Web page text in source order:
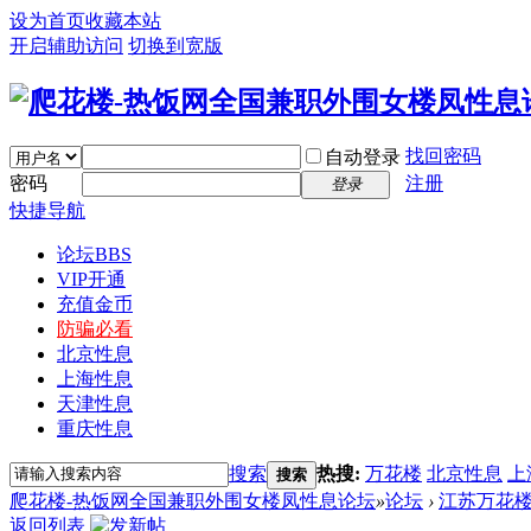
设为首页收藏本站
开启辅助访问 切换到宽版
自动登录 找回密码
密码
登录
注册
快捷导航
论坛BBS
VIP开通
充值金币
防骗必看
北京性息
上海性息
天津性息
重庆性息
搜索 搜索 热搜: 万花楼 北京性息
爬花楼-热饭网全国兼职外围女楼凤性息论坛»论坛 › 江苏万花
返回列表